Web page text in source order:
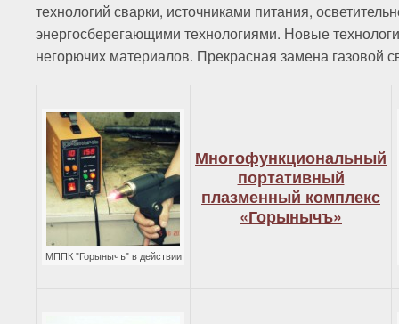
технологий сварки, источниками питания,
энергосберегающими технологиями. Новые
негорючих материалов. Прекрасная замена газовой
МППК "Горынычъ" в действии
Многофункциональный
портативный
плазменный комплекс
«Горынычъ»